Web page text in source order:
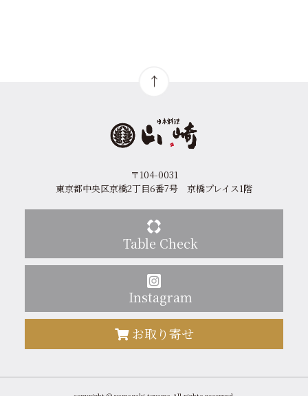
〒104-0031
東京都中央区京橋2丁目6番7号 京橋プレイス1階
Table Check
Instagram
お取り寄せ